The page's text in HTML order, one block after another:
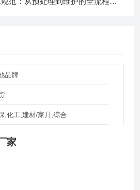
品牌
,化工,建材/家具,综合
家